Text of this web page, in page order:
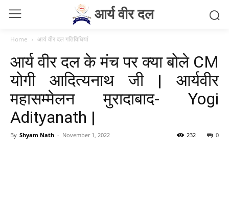
आर्य वीर दल
Home आर्य वीर दल गतिविधियां
आर्य वीर दल के मंच पर क्या बोले CM
योगी आदित्यनाथ जी | आर्यवीर
महासम्मेलन मुरादाबाद- Yogi
Adityanath |
By Shyam Nath - November 1, 2022 0
232